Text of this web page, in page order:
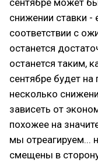
сентябре может
снижении ставки -
соответствии с
останется
останется таким,
сентябре будет на
несколько
зависеть от
похожее на
мы отреагируем...
смещены в